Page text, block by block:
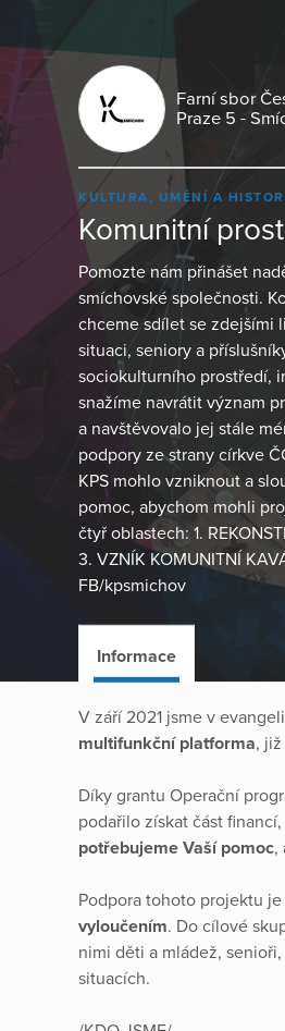
Farní sbor
Praze 5 -
KULTURA, UMĚNÍ A
Komunitní
Pomozte nám přinášet
smíchovské společnosti.
chceme sdílet se zdejšími
situaci, seniory a
sociokulturního prostředí,
snažíme navrátit význam
a navštěvovalo jej stále
podpory ze strany církve
KPS mohlo vzniknout a
pomoc, abychom mohli
čtyř oblastech: 1.
3. VZNÍK KOMUNITNÍ
FB/kpsmichov
Informace
V září 2021 jsme v
multifunkční platforma,
Díky grantu Operační
podařilo získat část
potřebujeme Vaší pomoc,
Podpora tohoto projektu
vyloučením. Do cílové
nimi děti a mládež,
situacích.